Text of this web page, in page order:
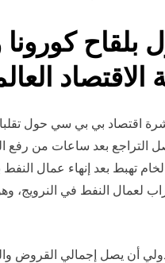
كورونا
الاقتصاد
اقتصاد بي بي سي حول
التراجع بعد ساعات من رفع
تهبط بعد إنهاء عمال
لعمال النفط في النرويج،
أن يصل إجمالي القروض